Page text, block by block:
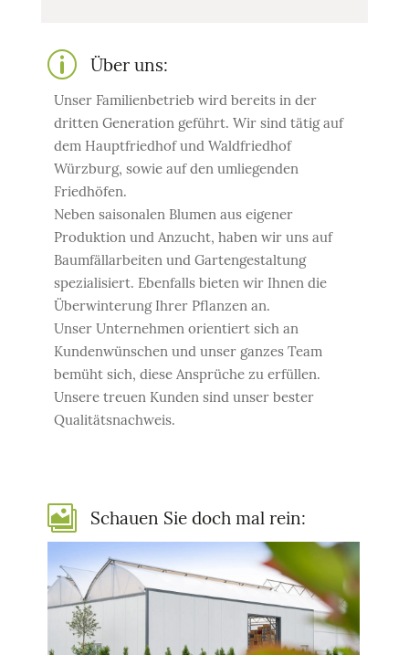
p Über uns:
Unser Familienbetrieb wird bereits in der
dritten Generation geführt. Wir sind tätig auf
dem Hauptfriedhof und Waldfriedhof
Würzburg, sowie auf den umliegenden
Friedhöfen.
Neben saisonalen Blumen aus eigener
Produktion und Anzucht, haben wir uns auf
Baumfällarbeiten und Gartengestaltung
spezialisiert. Ebenfalls bieten wir Ihnen die
Überwinterung Ihrer Pflanzen an.
Unser Unternehmen orientiert sich an
Kundenwünschen und unser ganzes Team
bemüht sich, diese Ansprüche zu erfüllen.
Unsere treuen Kunden sind unser bester
Qualitätsnachweis.
 Schauen Sie doch mal rein: